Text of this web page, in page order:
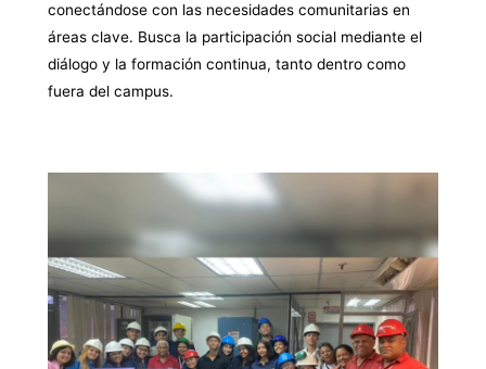
conectándose con las necesidades comunitarias en
áreas clave. Busca la participación social mediante el
diálogo y la formación continua, tanto dentro como
fuera del campus.